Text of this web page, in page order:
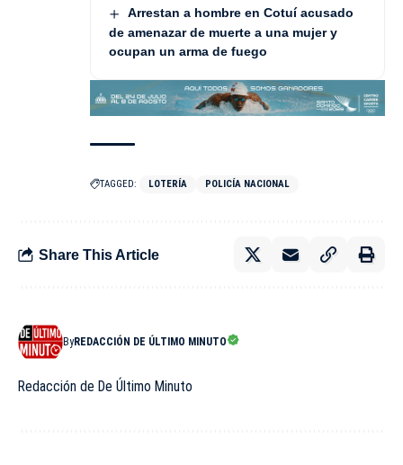
Arrestan a hombre en Cotuí acusado
de amenazar de muerte a una mujer y
ocupan un arma de fuego
TAGGED: LOTERÍA POLICÍA NACIONAL
Share This Article
ByREDACCIÓN DE ÚLTIMO MINUTO
Redacción de De Último Minuto